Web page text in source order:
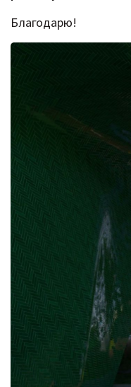
Благодарю!